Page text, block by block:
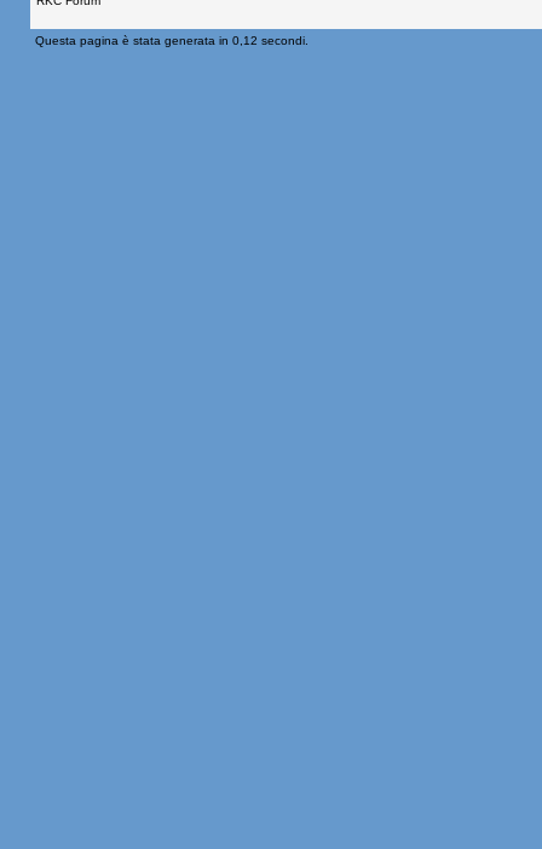
Questa pagina è stata generata in 0,12 secondi.